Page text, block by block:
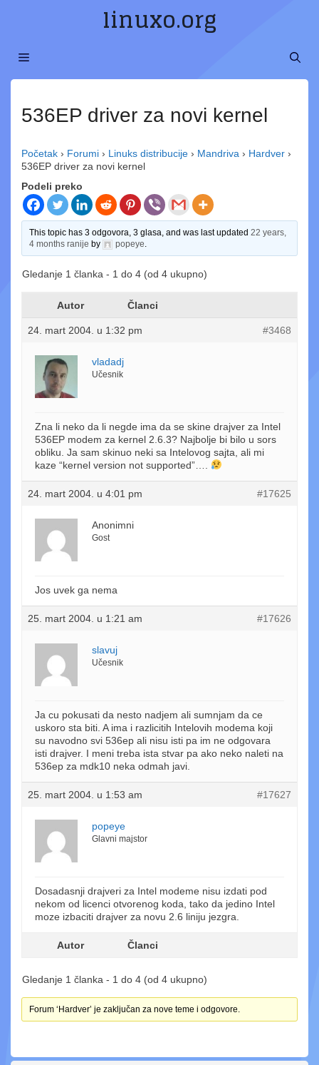
linuxo.org
MENI
536EP driver za novi kernel
Početak › Forumi › Linuks distribucije › Mandriva › Hardver ›
536EP driver za novi kernel
Podeli preko
This topic has 3 odgovora, 3 glasa, and was last updated22 years,
4 months ranije by popeye
Gledanje 1 članka - 1 do 4 (od 4 ukupno)
Autor Članci
24. mart 2004. u 1:32 pm #3468
vladadj
Učesnik
Zna li neko da li negde ima da se skine drajver za Intel
536EP modem za kernel 2.6.3? Najbolje bi bilo u sors
obliku. Ja sam skinuo neki sa Intelovog sajta, ali mi
kaze “kernel version not supported”….
24. mart 2004. u 4:01 pm #17625
Anonimni
Gost
Jos uvek ga nema
25. mart 2004. u 1:21 am #17626
slavuj
Učesnik
Ja cu pokusati da nesto nadjem ali sumnjam da ce
uskoro sta biti. A ima i razlicitih Intelovih modema koji
su navodno svi 536ep ali nisu isti pa im ne odgovara
isti drajver. I meni treba ista stvar pa ako neko naleti na
536ep za mdk10 neka odmah javi.
25. mart 2004. u 1:53 am #17627
popeye
Glavni majstor
Dosadasnji drajveri za Intel modeme nisu izdati pod
nekom od licenci otvorenog koda, tako da jedino Intel
moze izbaciti drajver za novu 2.6 liniju jezgra.
Autor Članci
Gledanje 1 članka - 1 do 4 (od 4 ukupno)
Forum ‘Hardver’ je zaključan za nove teme i odgovore.